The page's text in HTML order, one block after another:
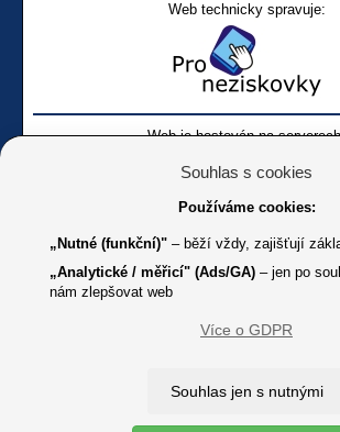
Web technicky spravuje:
Web je hostován na
Online
Youtube SONS
K jakémukoliv užití textů a obrázků uvedených
Copyright © 2012 - 2026 SONS
Souhlas s cookies
Používáme cookies:
„Nutné (funkční)" – běží vždy, zajišťují
„Analytické / měřicí" (Ads/GA) – jen po
nám zlepšovat web
Více o GDPR
Souhlas jen s nutnými